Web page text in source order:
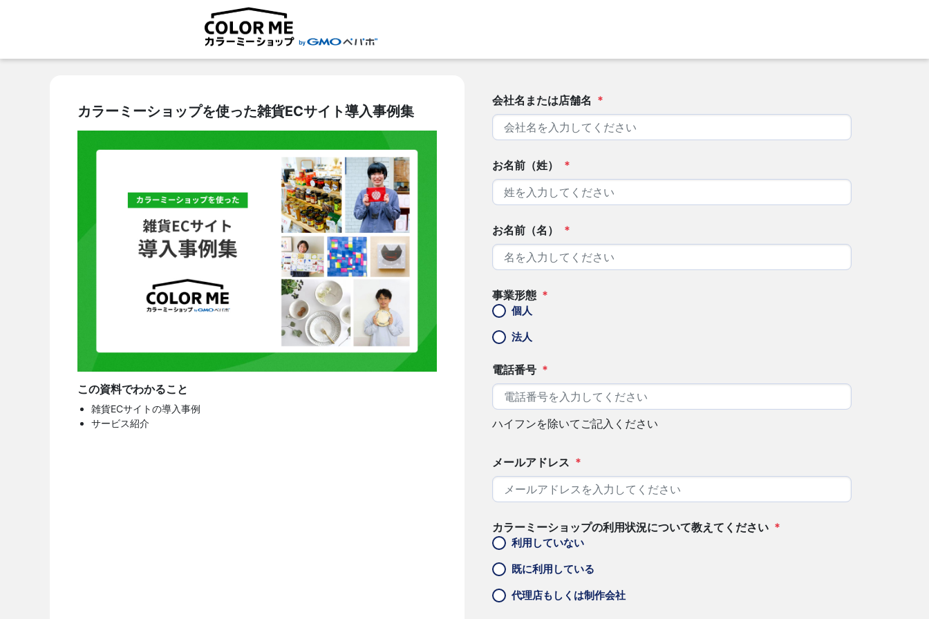
カラーミーショップを使った雑貨ECサイト導入事例集
この資料でわかること
雑貨ECサイトの導入事例
サービス紹介
会社名または店舗名 *
お名前（姓） *
お名前（名） *
事業形態 *
個人
法人
電話番号 *
ハイフンを除いてご記入ください
メールアドレス *
カラーミーショップの利用状況について教えてください *
利用していない
既に利用している
代理店もしくは制作会社